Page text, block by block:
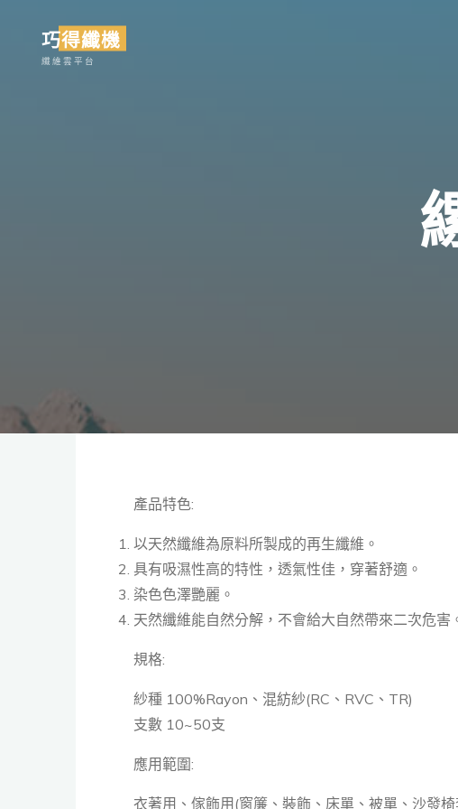
content
巧得纖機
纖維雲平台
產品特色:
以天然纖維為原料所製成的再生纖維。
具有吸濕性高的特性，透氣性佳，穿著舒適。
染色色澤艷麗。
天然纖維能自然分解，不會給大自然帶來二次危害
規格:
紗種 100%Rayon、混紡紗(RC、RVC、TR)
支數 10~50支
應用範圍:
衣著用、傢飾用(窗簾、裝飾、床單、被單、沙發椅